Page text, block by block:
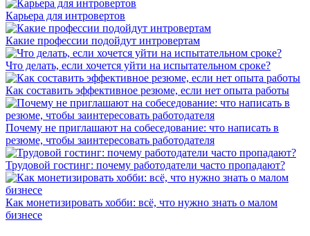
Карьера для интровертов
Какие профессии подойдут интровертам
Что делать, если хочется уйти на испытательном сроке?
Как составить эффективное резюме, если нет опыта работы
Почему не приглашают на собеседование: что написать в
резюме, чтобы заинтересовать работодателя
Трудовой гостинг: почему работодатели часто пропадают?
Как монетизировать хобби: всё, что нужно знать о малом
бизнесе